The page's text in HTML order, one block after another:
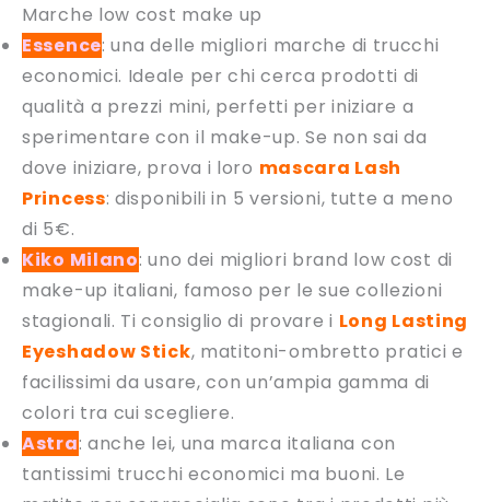
Marche low cost make up
Essence: una delle migliori marche di trucchi
economici. Ideale per chi cerca prodotti di
qualità a prezzi mini, perfetti per iniziare a
sperimentare con il make-up. Se non sai da
dove iniziare, prova i loro mascara Lash
Princess: disponibili in 5 versioni, tutte a meno
di 5€.
Kiko Milano: uno dei migliori brand low cost di
make-up italiani, famoso per le sue collezioni
stagionali. Ti consiglio di provare i Long Lasting
Eyeshadow Stick, matitoni-ombretto pratici e
facilissimi da usare, con un’ampia gamma di
colori tra cui scegliere.
Astra: anche lei, una marca italiana con
tantissimi trucchi economici ma buoni. Le